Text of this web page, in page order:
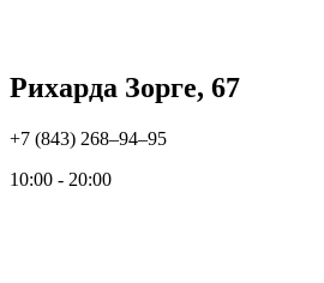
Рихарда Зорге, 67
+7 (843) 268‒94‒95
10:00 - 20:00